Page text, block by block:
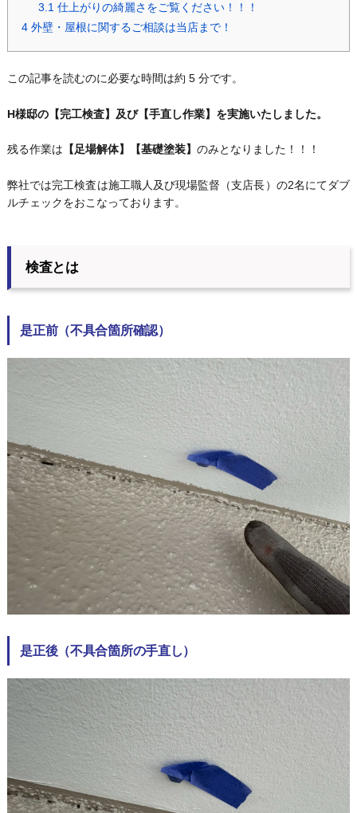
3.1 仕上がりの綺麗さをご覧ください！！！
4外壁・屋根に関するご相談は当店まで！
この記事を読むのに必要な時間は約 5 分です。
H様邸の【完工検査】及び【手直し作業】を実施いたしました。
残る作業は 【足場解体】【基礎塗装】 のみとなりました！！！
弊社では完工検査は施工職人及び現場監督（支店長）の2名にてダブ
ルチェックをおこなっております。
検査とは
是正前（不具合箇所確認）
是正後（不具合箇所の手直し）